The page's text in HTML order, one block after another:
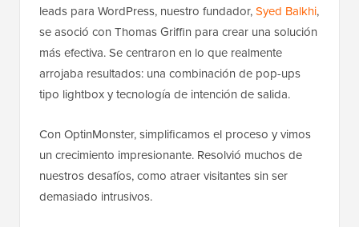
leads para WordPress, nuestro fundador,Syed Balkhi,
se asoció con Thomas Griffin para crear una solución
más efectiva. Se centraron en lo que realmente
arrojaba resultados: una combinación de pop-ups
tipo lightbox y tecnología de intención de salida.
Con OptinMonster, simplificamos el proceso y vimos
un crecimiento impresionante. Resolvió muchos de
nuestros desafíos, como atraer visitantes sin ser
demasiado intrusivos.